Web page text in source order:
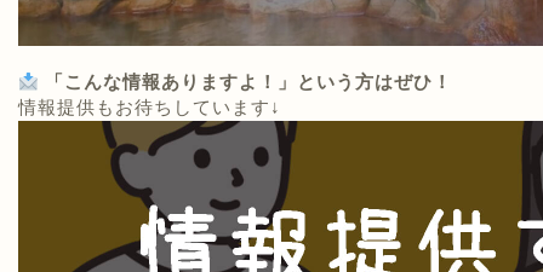
「こんな情報ありますよ！」という方はぜひ！
情報提供もお待ちしています↓